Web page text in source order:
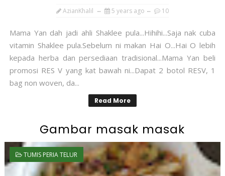
AzianKhalil 5 years ago 10
Mama Yan dah jadi ahli Shaklee pula...Hihihi...Saja nak cuba
vitamin Shaklee pula.Sebelum ni makan Hai O...Hai O lebih
kepada herba dan persediaan tradisional...Mama Yan beli
promosi RES V yang kat bawah ni...Dapat 2 botol RESV, 1
bag non woven, da...
Read More
Gambar masak masak
TUMIS PERIA TELUR